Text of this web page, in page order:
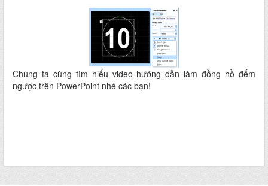
Chúng ta cùng tìm hiểu video hướng dẫn làm đồng hồ đếm
ngược trên PowerPoint nhé các bạn!